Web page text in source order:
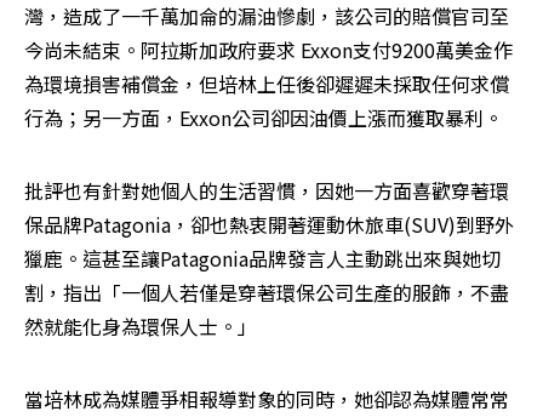
灣，造成了一千萬加侖的漏油慘劇，該公司的賠償官司至
今尚未結束。阿拉斯加政府要求 Exxon支付9200萬美金作
為環境損害補償金，但培林上任後卻遲遲未採取任何求償
行為；另一方面，Exxon公司卻因油價上漲而獲取暴利。
批評也有針對她個人的生活習慣，因她一方面喜歡穿著環
保品牌Patagonia，卻也熱衷開著運動休旅車(SUV)到野外
獵鹿。這甚至讓Patagonia品牌發言人主動跳出來與她切
割，指出「一個人若僅是穿著環保公司生產的服飾，不盡
然就能化身為環保人士。」
當培林成為媒體爭相報導對象的同時，她卻認為媒體常常